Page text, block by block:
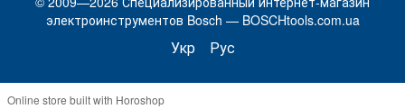
электроинструментов Bosch — BOSCHtools.com.ua
Укр Рус
Online store built with Horoshop